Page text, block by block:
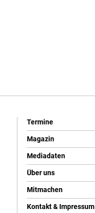
Termine
Magazin
Mediadaten
Über uns
Mitmachen
Kontakt & Impressum